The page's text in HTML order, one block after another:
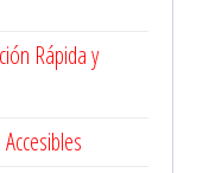
Rápida y